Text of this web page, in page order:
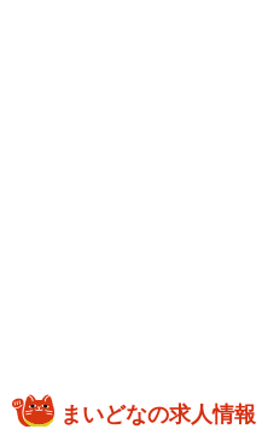
どの子も選べず、気づ
まいどなの求人情報